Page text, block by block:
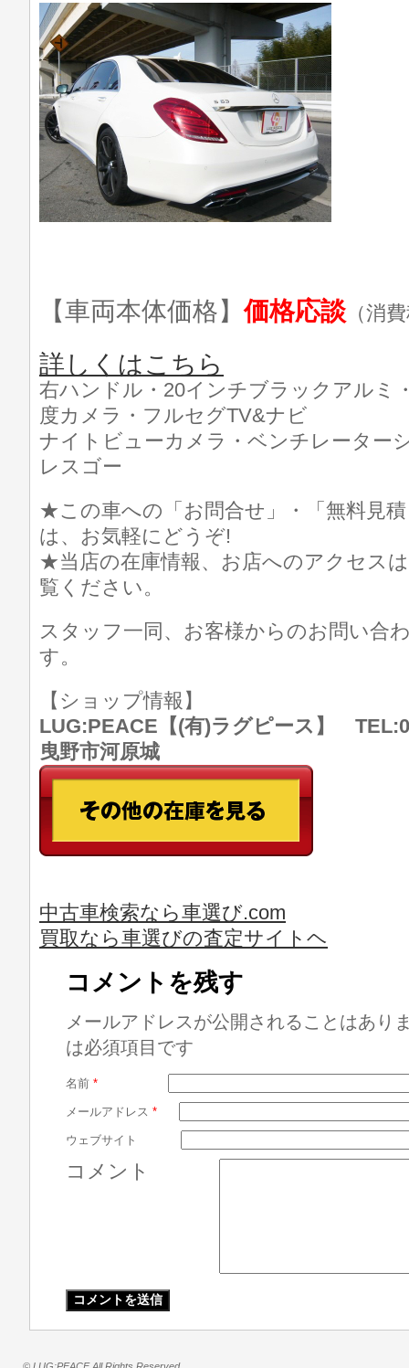
【車両本体価格】価格応談 （消
詳しくはこちら
右ハンドル・20インチブラックアルミ
度カメラ・フルセグTV&ナビ
ナイトビューカメラ・ベンチレーター
レスゴー
★この車への「お問合せ」・「無料見
は、お気軽にどうぞ!
★当店の在庫情報、お店へのアクセス
覧ください。
スタッフ一同、お客様からのお問い合
す。
【ショップ情報】
LUG:PEACE【(有)ラグピース】
曳野市河原城
中古車検索なら車選び.com
買取なら車選びの査定サイトヘ
コメントを残す
メールアドレスが公開されることはあり
は必須項目です
名前 *
メールアドレス *
ウェブサイト
コメント